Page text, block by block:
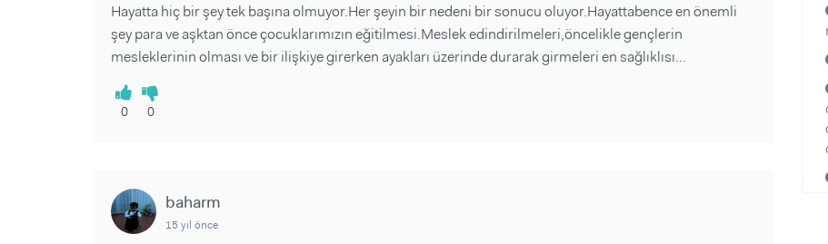
Hayatta hiç bir şey tek başına olmuyor.Her şeyin bir nedeni bir sonucu oluyor.Hayattabence en önemli
şey para ve aşktan önce çocuklarımızın eğitilmesi.Meslek edindirilmeleri,öncelikle gençlerin
mesleklerinin olması ve bir ilişkiye girerken ayakları üzerinde durarak girmeleri en sağlıklısı...
0 0
baharm
15 yıl önce